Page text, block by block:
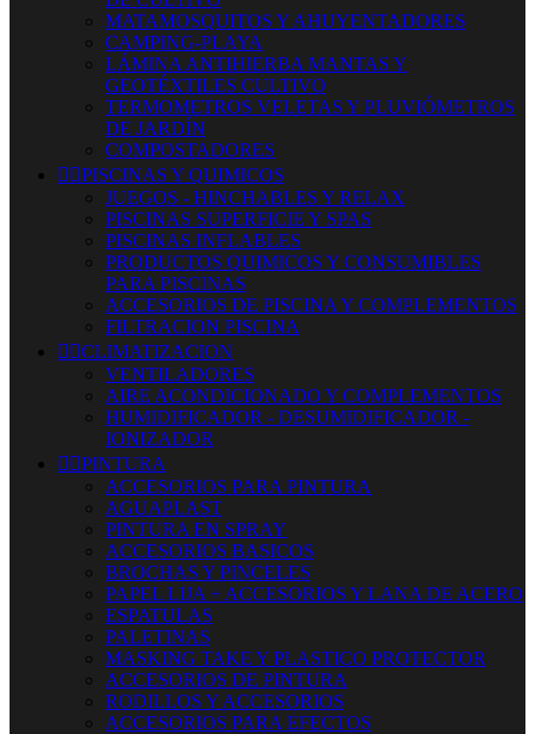
MATAMOSQUITOS Y AHUYENTADORES
CAMPING-PLAYA
LÁMINA ANTIHIERBA MANTAS Y
GEOTÉXTILES CULTIVO
TERMOMETROS VELETAS Y PLUVIÓMETROS
DE JARDÍN
COMPOSTADORES
 PISCINAS Y QUIMICOS
JUEGOS - HINCHABLES Y RELAX
PISCINAS SUPERFICIE Y SPAS
PISCINAS INFLABLES
PRODUCTOS QUIMICOS Y CONSUMIBLES
PARA PISCINAS
ACCESORIOS DE PISCINA Y COMPLEMENTOS
FILTRACION PISCINA
 CLIMATIZACION
VENTILADORES
AIRE ACONDICIONADO Y COMPLEMENTOS
HUMIDIFICADOR - DESUMIDIFICADOR -
IONIZADOR
 PINTURA
ACCESORIOS PARA PINTURA
AGUAPLAST
PINTURA EN SPRAY
ACCESORIOS BASICOS
BROCHAS Y PINCELES
PAPEL LIJA + ACCESORIOS Y LANA DE ACERO
ESPATULAS
PALETINAS
MASKING TAKE Y PLASTICO PROTECTOR
ACCESORIOS DE PINTURA
RODILLOS Y ACCESORIOS
ACCESORIOS PARA EFECTOS